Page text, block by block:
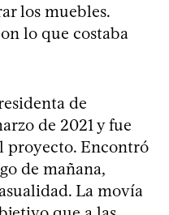
los muebles.
lo que costaba
de
de 2021 y fue
proyecto. Encontró
de mañana,
La movía